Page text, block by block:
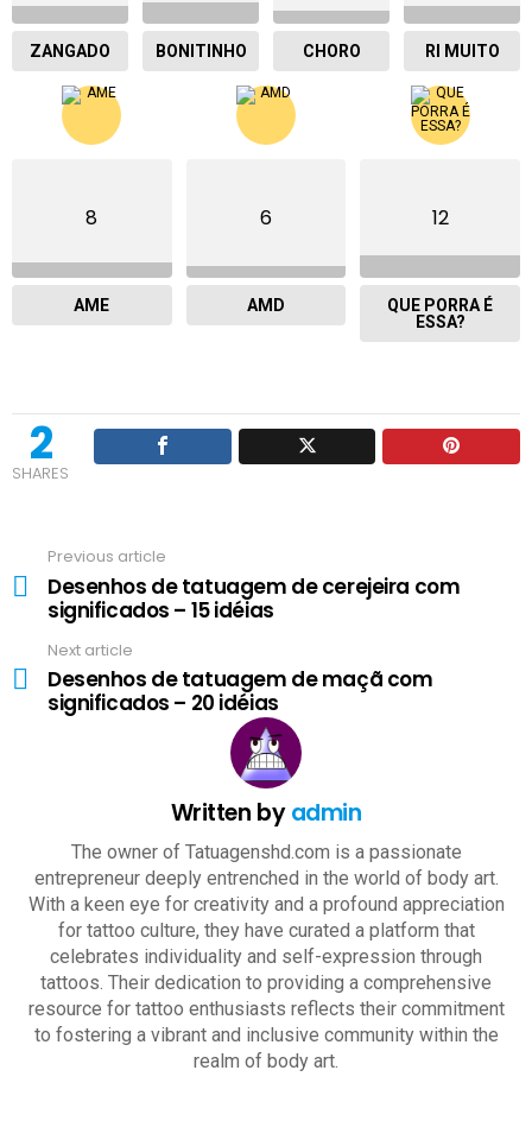
ZANGADO BONITINHO CHORO RI MUITO
8
AME
6
AMD
12
QUE PORRA É
ESSA?
2
SHARES
more
Previous article
Desenhos de tatuagem de cerejeira com
significados – 15 idéias
Next article
Desenhos de tatuagem de maçã com
significados – 20 idéias
Written byadmin
The owner of Tatuagenshd.com is a passionate
entrepreneur deeply entrenched in the world of body art.
With a keen eye for creativity and a profound appreciation
for tattoo culture, they have curated a platform that
celebrates individuality and self-expression through
tattoos. Their dedication to providing a comprehensive
resource for tattoo enthusiasts reflects their commitment
to fostering a vibrant and inclusive community within the
realm of body art.